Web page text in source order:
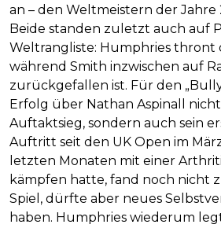
an – den Weltmeistern der Jahre
Beide standen zuletzt auch auf
Weltrangliste: Humphries thront
während Smith inzwischen auf
zurückgefallen ist. Für den
Erfolg über Nathan Aspinall
Auftaktsieg, sondern auch sein
Auftritt seit den UK Open im
letzten Monaten mit einer
kämpfen hatte, fand noch nicht
Spiel, dürfte aber neues
haben. Humphries wiederum